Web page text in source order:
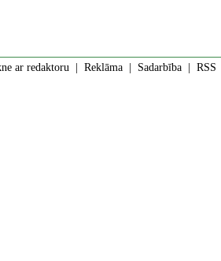
ar redaktoru Reklāma Sadarbība RSS